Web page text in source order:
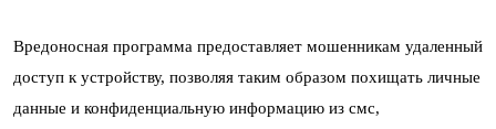
Вредоносная программа предоставляет мошенникам удаленный
доступ к устройству, позволяя таким образом похищать личные
данные и конфиденциальную информацию из смс,